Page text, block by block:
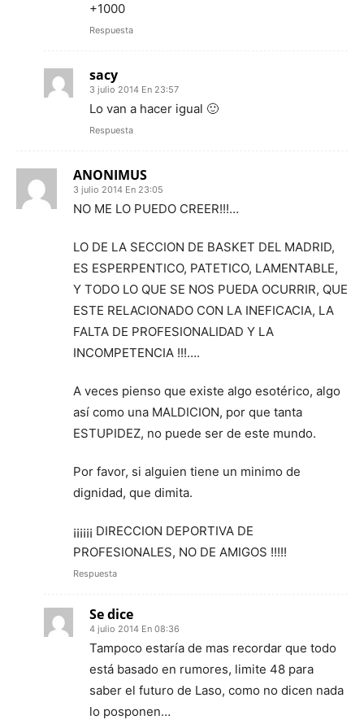
+1000
Respuesta
sacy
3 julio 2014 En 23:57
Lo van a hacer igual 🙂
Respuesta
ANONIMUS
3 julio 2014 En 23:05
NO ME LO PUEDO CREER!!!…
LO DE LA SECCION DE BASKET DEL MADRID,
ES ESPERPENTICO, PATETICO, LAMENTABLE,
Y TODO LO QUE SE NOS PUEDA OCURRIR, QUE
ESTE RELACIONADO CON LA INEFICACIA, LA
FALTA DE PROFESIONALIDAD Y LA
INCOMPETENCIA !!!….
A veces pienso que existe algo esotérico, algo
así como una MALDICION, por que tanta
ESTUPIDEZ, no puede ser de este mundo.
Por favor, si alguien tiene un minimo de
dignidad, que dimita.
¡¡¡¡¡¡ DIRECCION DEPORTIVA DE
PROFESIONALES, NO DE AMIGOS !!!!!
Respuesta
Se dice
4 julio 2014 En 08:36
Tampoco estaría de mas recordar que todo
está basado en rumores, limite 48 para
saber el futuro de Laso, como no dicen nada
lo posponen…